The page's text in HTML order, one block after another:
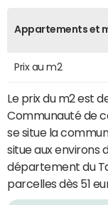
Appartements et
Prix au m2
Le prix du m2 est
Communauté de
se situe la
situe aux environs
département du
parcelles dès 51